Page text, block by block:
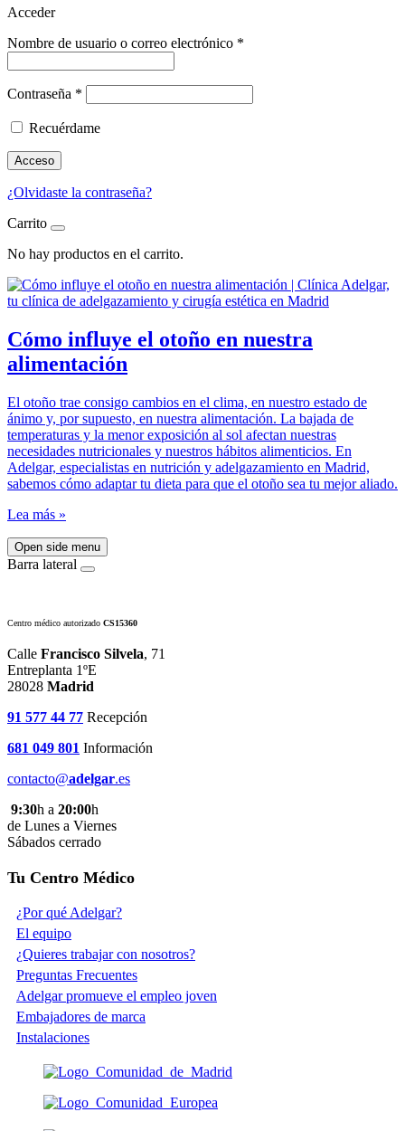
Acceder
Nombre de usuario o correo electrónico *
Contraseña *
Recuérdame
Acceso
¿Olvidaste la contraseña?
Carrito
No hay productos en el carrito.
Cómo influye el otoño en nuestra
alimentación
El otoño trae consigo cambios en el clima, en nuestro estado de
ánimo y, por supuesto, en nuestra alimentación. La bajada de
temperaturas y la menor exposición al sol afectan nuestras
necesidades nutricionales y nuestros hábitos alimenticios. En
Adelgar, especialistas en nutrición y adelgazamiento en Madrid,
sabemos cómo adaptar tu dieta para que el otoño sea tu mejor aliado.
Lea más »
Open side menu
Barra lateral
Centro médico autorizado CS15360
Calle Francisco Silvela, 71
Entreplanta 1ºE
28028 Madrid
91 577 44 77 Recepción
681 049 801 Información
contacto@adelgar.es
9:30h a 20:00h
de Lunes a Viernes
Sábados cerrado
Tu Centro Médico
¿Por qué Adelgar?
El equipo
¿Quieres trabajar con nosotros?
Preguntas Frecuentes
Adelgar promueve el empleo joven
Embajadores de marca
Instalaciones